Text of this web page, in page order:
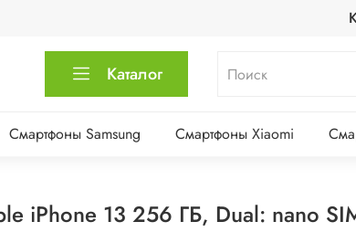
Каталог
Смартфоны Samsung Смартфоны Xiaomi
iPhone 13 256 ГБ, Dual: nano